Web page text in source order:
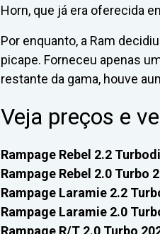
Horn, que já era oferecida
Por enquanto, a Ram
picape. Forneceu apenas
restante da gama, houve
Veja preços e
Rampage Rebel 2.2
Rampage Rebel 2.0 Turbo
Rampage Laramie 2.2
Rampage Laramie 2.0